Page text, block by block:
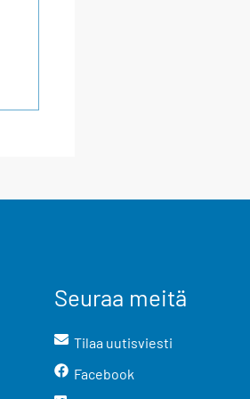
Seuraa meitä
Tilaa uutisviesti
Facebook